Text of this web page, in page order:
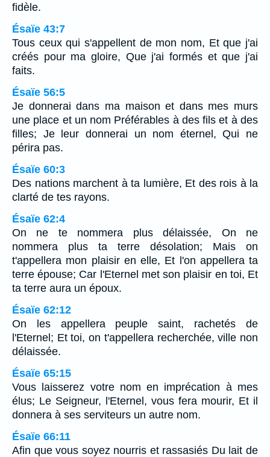
fidèle.
Ésaïe 43:7
Tous ceux qui s'appellent de mon nom, Et que j'ai
créés pour ma gloire, Que j'ai formés et que j'ai
faits.
Ésaïe 56:5
Je donnerai dans ma maison et dans mes murs
une place et un nom Préférables à des fils et à des
filles; Je leur donnerai un nom éternel, Qui ne
périra pas.
Ésaïe 60:3
Des nations marchent à ta lumière, Et des rois à la
clarté de tes rayons.
Ésaïe 62:4
On ne te nommera plus délaissée, On ne
nommera plus ta terre désolation; Mais on
t'appellera mon plaisir en elle, Et l'on appellera ta
terre épouse; Car l'Eternel met son plaisir en toi, Et
ta terre aura un époux.
Ésaïe 62:12
On les appellera peuple saint, rachetés de
l'Eternel; Et toi, on t'appellera recherchée, ville non
délaissée.
Ésaïe 65:15
Vous laisserez votre nom en imprécation à mes
élus; Le Seigneur, l'Eternel, vous fera mourir, Et il
donnera à ses serviteurs un autre nom.
Ésaïe 66:11
Afin que vous soyez nourris et rassasiés Du lait de